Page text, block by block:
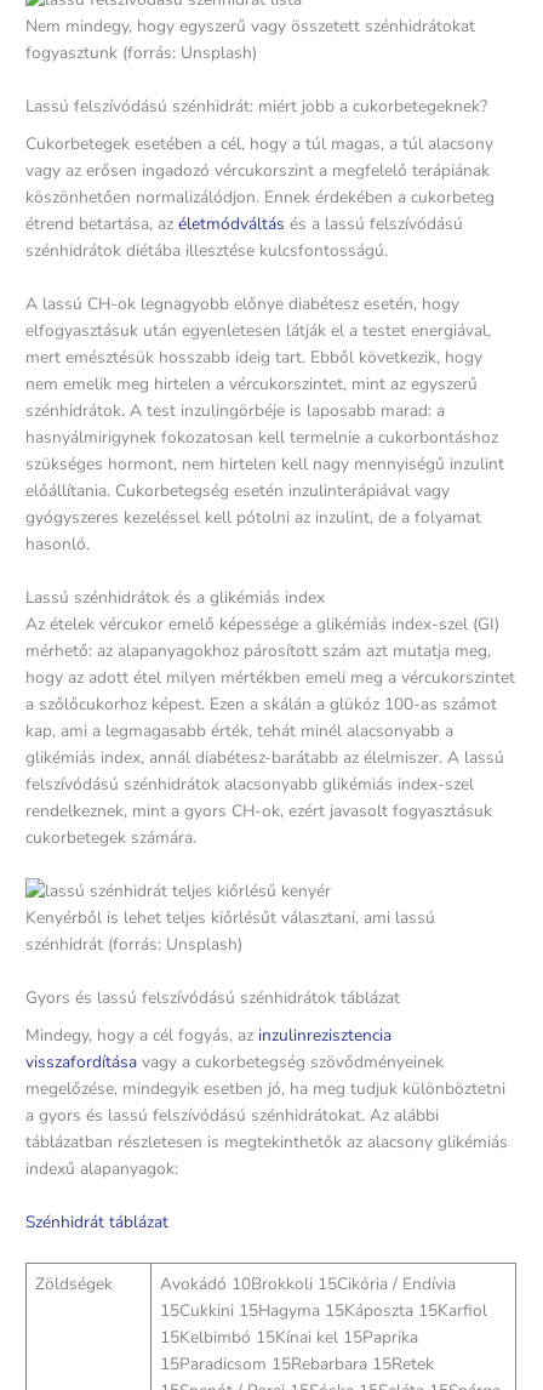
Nem mindegy, hogy egyszerű vagy összetett szénhidrátokat
fogyasztunk (forrás: Unsplash)
Lassú felszívódású szénhidrát: miért jobb a cukorbetegeknek?
Cukorbetegek esetében a cél, hogy a túl magas, a túl alacsony
vagy az erősen ingadozó vércukorszint a megfelelő terápiának
köszönhetően normalizálódjon. Ennek érdekében a cukorbeteg
étrend betartása, az életmódváltás és a lassú felszívódású
szénhidrátok diétába illesztése kulcsfontosságú.
A lassú CH-ok legnagyobb előnye diabétesz esetén, hogy
elfogyasztásuk után egyenletesen látják el a testet energiával,
mert emésztésük hosszabb ideig tart. Ebből következik, hogy
nem emelik meg hirtelen a vércukorszintet, mint az egyszerű
szénhidrátok. A test inzulingörbéje is laposabb marad: a
hasnyálmirigynek fokozatosan kell termelnie a cukorbontáshoz
szükséges hormont, nem hirtelen kell nagy mennyiségű inzulint
előállítania. Cukorbetegség esetén inzulinterápiával vagy
gyógyszeres kezeléssel kell pótolni az inzulint, de a folyamat
hasonló.
Lassú szénhidrátok és a glikémiás index
Az ételek vércukor emelő képessége a glikémiás index-szel (GI)
mérhető: az alapanyagokhoz párosított szám azt mutatja meg,
hogy az adott étel milyen mértékben emeli meg a vércukorszintet
a szőlőcukorhoz képest. Ezen a skálán a glükóz 100-as számot
kap, ami a legmagasabb érték, tehát minél alacsonyabb a
glikémiás index, annál diabétesz-barátabb az élelmiszer. A lassú
felszívódású szénhidrátok alacsonyabb glikémiás index-szel
rendelkeznek, mint a gyors CH-ok, ezért javasolt fogyasztásuk
cukorbetegek számára.
Kenyérből is lehet teljes kiőrlésűt választani, ami lassú
szénhidrát (forrás: Unsplash)
Gyors és lassú felszívódású szénhidrátok táblázat
Mindegy, hogy a cél fogyás, az inzulinrezisztencia
visszafordítása vagy a cukorbetegség szövődményeinek
megelőzése, mindegyik esetben jó, ha meg tudjuk különböztetni
a gyors és lassú felszívódású szénhidrátokat. Az alábbi
táblázatban részletesen is megtekinthetők az alacsony glikémiás
indexű alapanyagok:
Szénhidrát táblázat
Zöldségek
Avokádó 10Brokkoli 15Cikória / Endívia
15Cukkini 15Hagyma 15Káposzta 15Karfiol
15Kelbimbó 15Kínai kel 15Paprika
15Paradicsom 15Rebarbara 15Retek